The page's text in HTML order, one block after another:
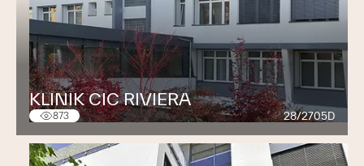
KLINIK CIC RIVIERA
873 28/2705D